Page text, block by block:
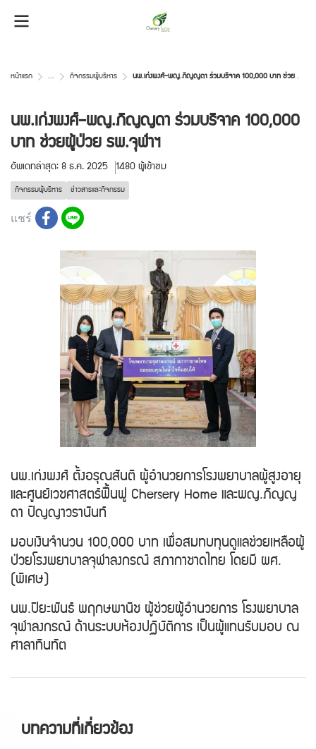
หน้าแรก ... กิจกรรมผู้บริหาร นพ.เก่งพงศ์–พญ.ภิญญดา ร่วมบริจาค 100,000 บาท ช่วยผู้ป่วย รพ.จุฬาฯ
นพ.เก่งพงศ์–พญ.ภิญญดา ร่วมบริจาค 100,000
บาท ช่วยผู้ป่วย รพ.จุฬาฯ
อัพเดทล่าสุด: 8 ธ.ค. 2025 1480 ผู้เข้าชม
กิจกรรมผู้บริหาร ข่าวสารและกิจกรรม
แชร์
นพ.เก่งพงศ์ ตั้งอรุณสันติ ผู้อำนวยการโรงพยาบาลผู้สูงอายุ
และศูนย์เวชศาสตร์ฟื้นฟู Chersery Home และพญ.ภิญญ
ดา ปัญญาวรานันท์
มอบเงินจำนวน 100,000 บาท เพื่อสมทบทุนดูแลช่วยเหลือผู้
ป่วยโรงพยาบาลจุฬาลงกรณ์ สภากาชาดไทย โดยมี ผศ.
(พิเศษ)
นพ.ปิยะพันธ์ พฤกษพานิช ผู้ช่วยผู้อำนวยการ โรงพยาบาล
จุฬาลงกรณ์ ด้านระบบห้องปฏิบัติการ เป็นผู้แทนรับมอบ ณ
ศาลาทินทัต
บทความที่เกี่ยวข้อง